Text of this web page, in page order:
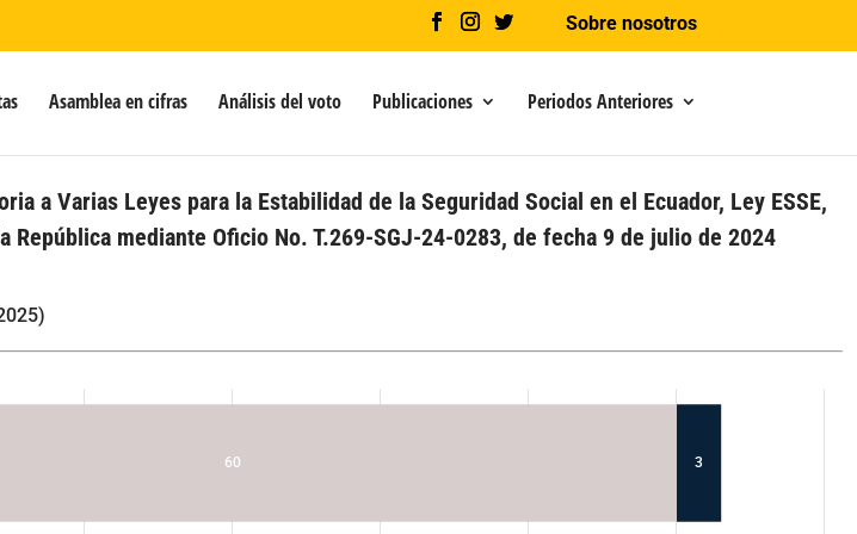
Sobre nosotros
Asamblea en cifras Análisis del voto Publicaciones Periodos Anteriores
a Varias Leyes para la Estabilidad de la Seguridad Social en el Ecuador, Ley ESSE,
mediante Oficio No. T.269-SGJ-24-0283, de fecha 9 de julio de 2024
60 3